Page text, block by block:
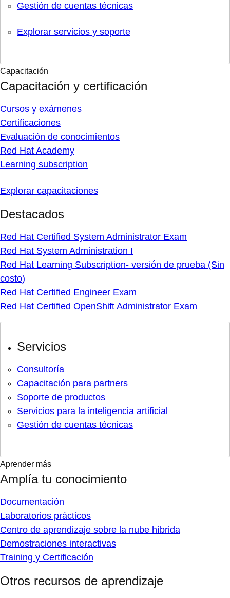
Gestión de cuentas técnicas
Explorar servicios y soporte
Capacitación
Capacitación y certificación
Cursos y exámenes
Certificaciones
Evaluación de conocimientos
Red Hat Academy
Learning subscription
Explorar capacitaciones
Destacados
Red Hat Certified System Administrator Exam
Red Hat System Administration I
Red Hat Learning Subscription- versión de prueba (Sin
costo)
Red Hat Certified Engineer Exam
Red Hat Certified OpenShift Administrator Exam
Servicios
Consultoría
Capacitación para partners
Soporte de productos
Servicios para la inteligencia artificial
Gestión de cuentas técnicas
Aprender más
Amplía tu conocimiento
Documentación
Laboratorios prácticos
Centro de aprendizaje sobre la nube híbrida
Demostraciones interactivas
Training y Certificación
Otros recursos de aprendizaje